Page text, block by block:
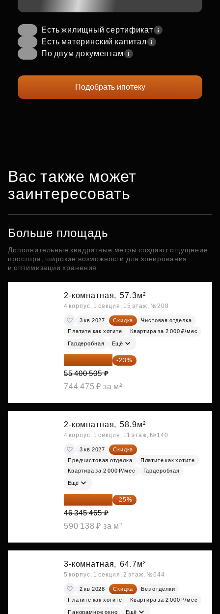
Есть жилищный сертификат
Есть материнский капитал
По двум документам
Подобрать ипотеку
Вас также может
заинтересовать
Больше площадь
Дополнительные квадратные метры создают ощущение
простора, широкие возможности для зонирования
и оптимизации хранения
2-комнатная, 57.3м²
4 корпус, 1 секция, 15 этаж, №208
3 кв 2027 Скидка
Чистовая отделка
Платите как хотите
Квартира за 2 000 ₽/мес
Гардеробная Ещё
42 658 389 ₽ -23%
55 400 505 ₽
744 475 ₽ за м²
2-комнатная, 58.9м²
4 корпус, 1 секция, 11 этаж, №140
3 кв 2027
Скидка
Предчистовая отделка
Платите как хотите
Квартира за 2 000 ₽/мес
Гардеробная
Ещё
34 759 099 ₽ -25%
46 345 465 ₽
590 138 ₽ за м²
3-комнатная, 64.7м²
5 корпус, 1 секция, 2 этаж, №644
2 кв 2028 Скидка
Без отделки
Платите как хотите
Квартира за 2 000 ₽/мес
Панорамное окно Ещё